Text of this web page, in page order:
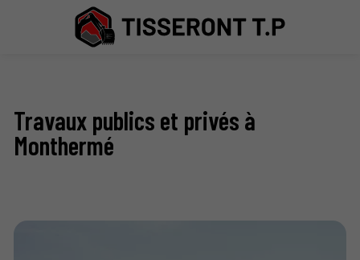
Travaux publics et privés à
Monthermé